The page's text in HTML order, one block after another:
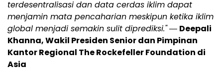
terdesentralisasi dan data cerdas iklim dapat
menjamin mata pencaharian meskipun ketika iklim
global menjadi semakin sulit diprediksi."― Deepali
Khanna, Wakil Presiden Senior dan Pimpinan
Kantor Regional The Rockefeller Foundation di
Asia